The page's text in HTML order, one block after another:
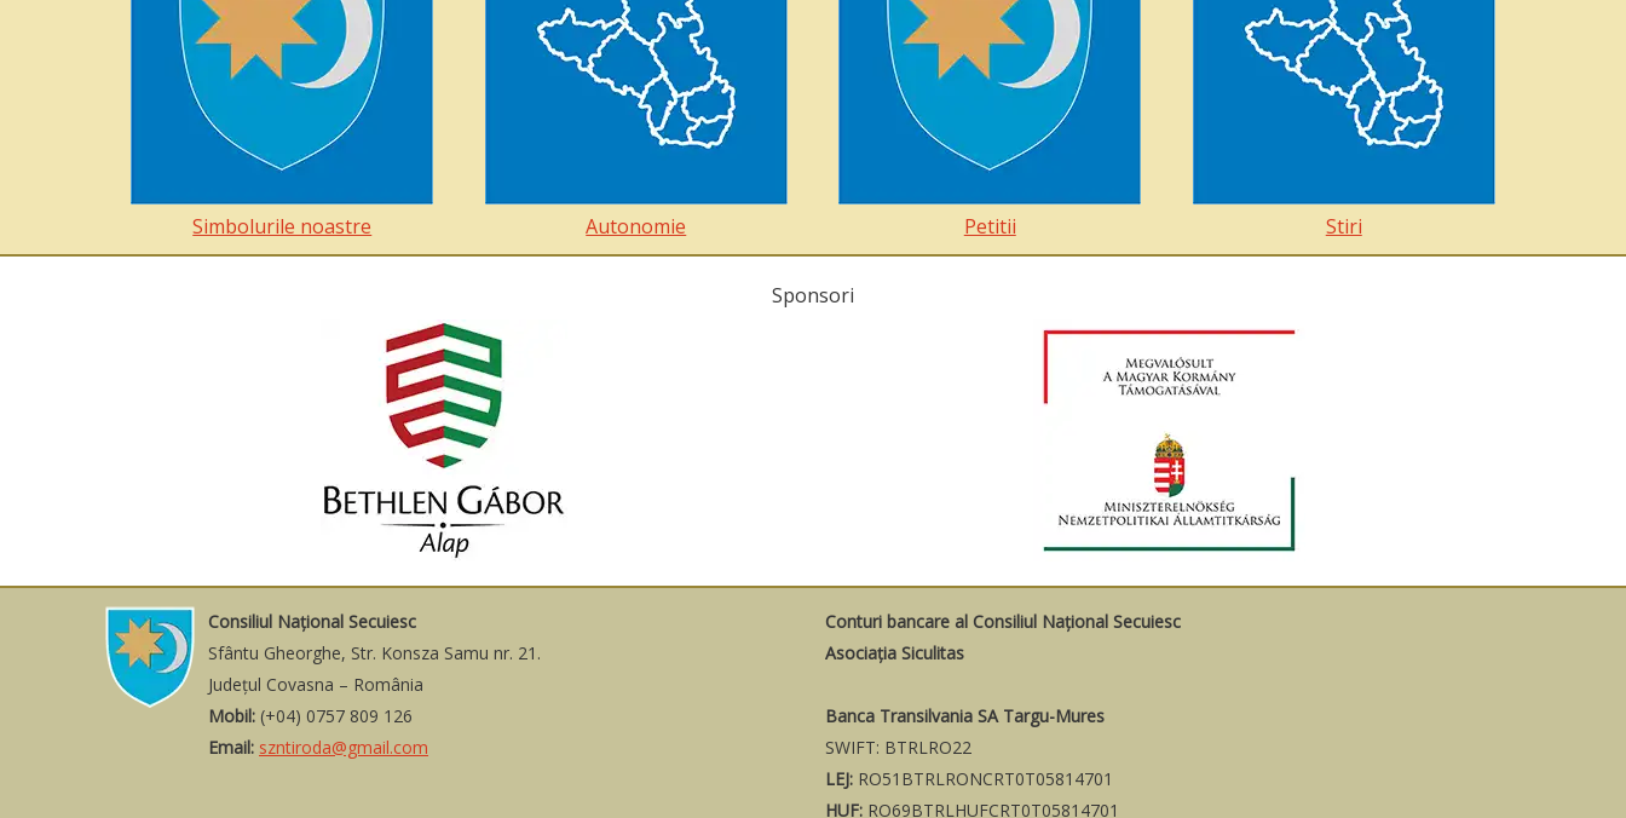
Simbolurile noastre Autonomie Petitii Stiri
Sponsori
Consiliul Naţional Secuiesc
Sfântu Gheorghe, Str. Konsza Samu nr. 21.
Judeţul Covasna – România
Mobil: (+04) 0757 809 126
Email: szntiroda@gmail.com
Conturi bancare al Consiliul Național Secuiesc
Asociația Siculitas
Banca Transilvania SA Targu-Mures
SWIFT: BTRLRO22
LEJ: RO51BTRLRONCRT0T05814701
HUF: RO69BTRLHUFCRT0T05814701